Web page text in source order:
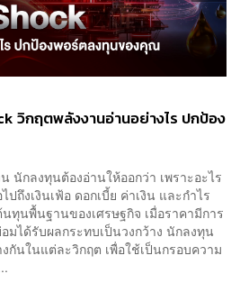
วิกฤตพลังงานอ่านอย่างไร ปกป้อง
นักลงทุนต้องอ่านให้ออกว่า เพราะอะไร
ถึงเงินเฟ้อ ดอกเบี้ย ค่าเงิน และกำไร
นพื้นฐานของเศรษฐกิจ เมื่อราคามีการ
มได้รับผลกระทบเป็นวงกว้าง นักลงทุน
กันในแต่ละวิกฤต เพื่อใช้เป็นกรอบความ